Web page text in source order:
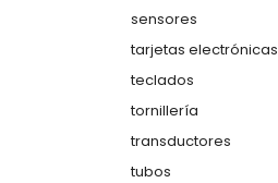
sensores
tarjetas electrónicas
teclados
tornillería
transductores
tubos